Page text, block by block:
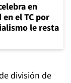
en
el TC por
le resta
división de